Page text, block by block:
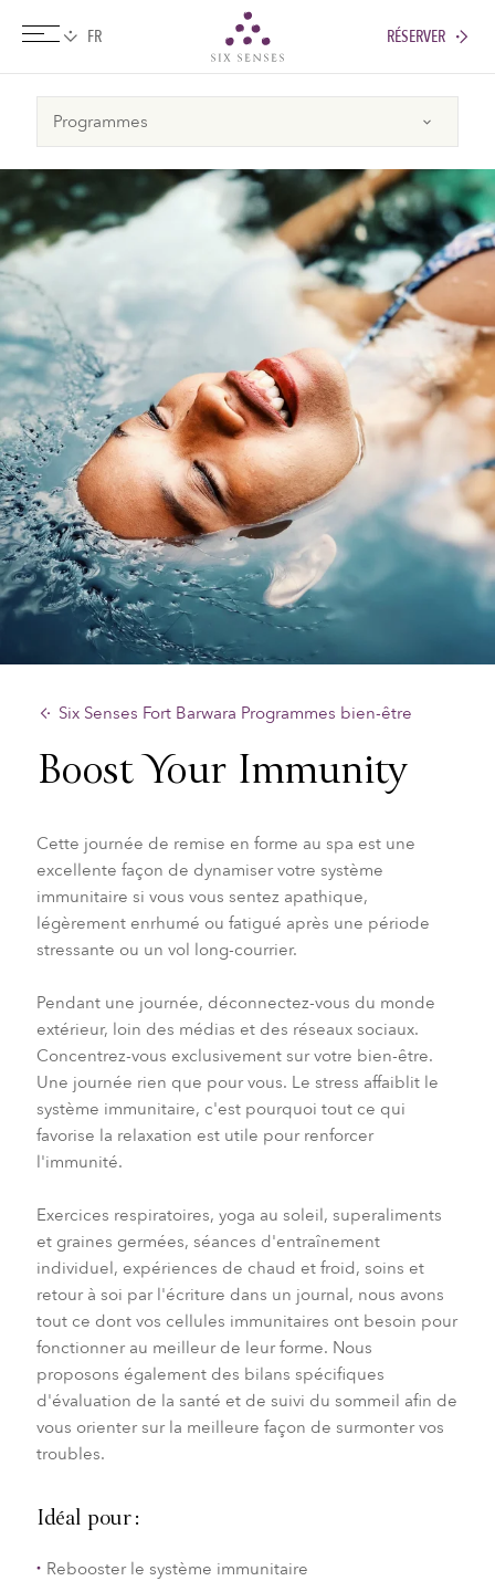
RÉSERVER
Six Senses Fort Barwara Programmes bien-être
Boost Your Immunity
Cette journée de remise en forme au spa est une
excellente façon de dynamiser votre système
immunitaire si vous vous sentez apathique,
légèrement enrhumé ou fatigué après une période
stressante ou un vol long-courrier.
Pendant une journée, déconnectez-vous du monde
extérieur, loin des médias et des réseaux sociaux.
Concentrez-vous exclusivement sur votre bien-être.
Une journée rien que pour vous. Le stress affaiblit le
système immunitaire, c'est pourquoi tout ce qui
favorise la relaxation est utile pour renforcer
l'immunité.
Exercices respiratoires, yoga au soleil, superaliments
et graines germées, séances d'entraînement
individuel, expériences de chaud et froid, soins et
retour à soi par l'écriture dans un journal, nous avons
tout ce dont vos cellules immunitaires ont besoin pour
fonctionner au meilleur de leur forme. Nous
proposons également des bilans spécifiques
d'évaluation de la santé et de suivi du sommeil afin de
vous orienter sur la meilleure façon de surmonter vos
troubles.
Idéal pour :
Rebooster le système immunitaire